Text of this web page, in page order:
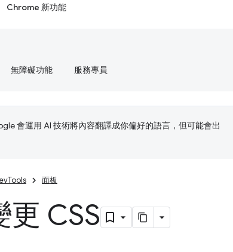
Chrome 新功能
無障礙功能 服務專員
會運用 AI 技術將內容翻譯成你偏好的語言，但可能會出
面板
CSS